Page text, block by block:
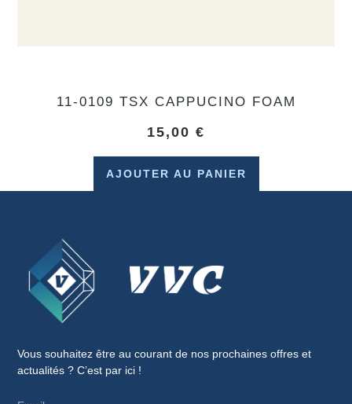
11-0109 TSX CAPPUCINO FOAM
15,00 €
AJOUTER AU PANIER
Vous souhaitez être au courant de nos prochaines offres et
actualités ? C’est par ici !